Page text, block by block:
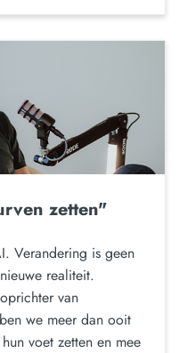
zetten"
Verandering is geen
realiteit.
van
we meer dan ooit
voet zetten en mee